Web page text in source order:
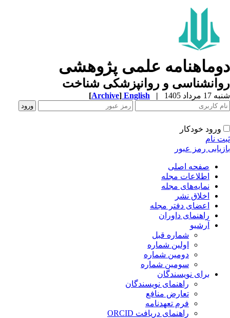
علمی پژوهشی
و روانپزشکی شناخت
مرداد 1405 |
English
[Archive]
ورود خودکار
نام
رمز عبور
صفحه اصلی
اطلاعات مجله
نمایه‌های مجله
اخلاق نشر
اعضای دفتر مجله
راهنمای داوران
آرشیو
شماره قبل
اولین شماره
دومین شماره
سومین شماره
برای نویسندگان
راهنمای نویسندگان
تعارض منافع
فرم تعهدنامه
راهنمای دریافت ORCID